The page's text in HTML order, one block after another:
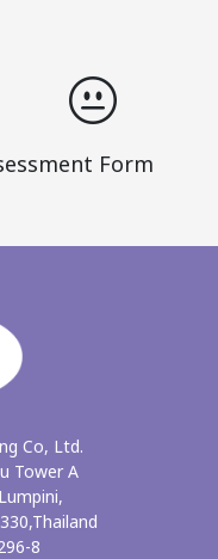
Form
Co, Ltd.
Tower A
8